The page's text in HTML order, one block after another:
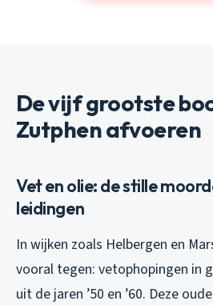
De vijf grootste
Zutphen afvoeren
Vet en olie: de stille
leidingen
In wijken zoals Helbergen en
vooral tegen: vetophopingen in
uit de jaren ’50 en ’60. Deze